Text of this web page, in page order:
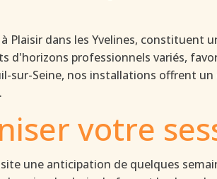
Plaisir dans les Yvelines,
d'horizons professionnels variés,
sur-Seine, nos installations offrent
votre
une anticipation de quelques